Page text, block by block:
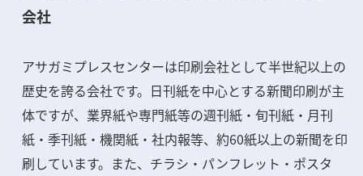
会社
アサガミプレスセンターは印刷会社として半世紀以上の
歴史を誇る会社です。日刊紙を中心とする新聞印刷が主
体ですが、業界紙や専門紙等の週刊紙・旬刊紙・月刊
紙・季刊紙・機関紙・社内報等、約60紙以上の新聞を印
刷しています。また、チラシ・パンフレット・ポスタ